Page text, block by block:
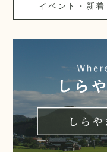
イベント・新着